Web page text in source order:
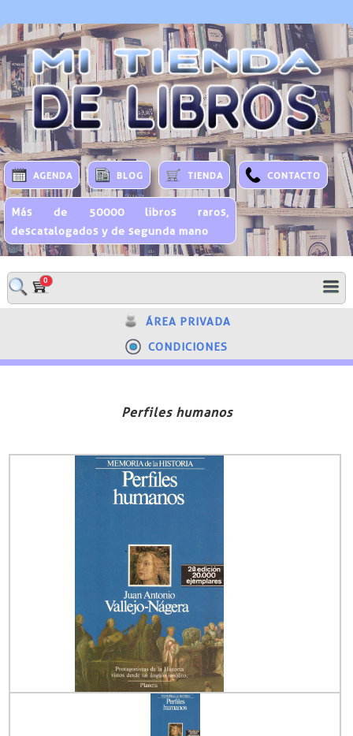
AGENDA BLOG TIENDA CONTACTO
Más de 50000 libros raros,
descatalogados y de segunda mano
0
ÁREA PRIVADA
CONDICIONES
Perfiles humanos